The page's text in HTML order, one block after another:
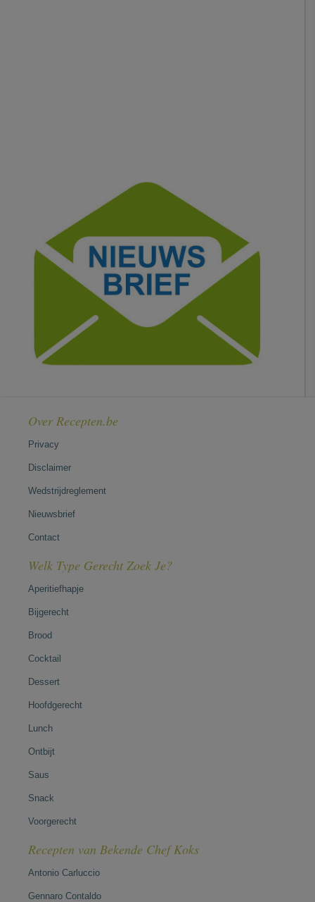
Over Recepten.be
Privacy
Disclaimer
Wedstrijdreglement
Nieuwsbrief
Contact
Welk Type Gerecht Zoek Je?
Aperitiefhapje
Bijgerecht
Brood
Cocktail
Dessert
Hoofdgerecht
Lunch
Ontbijt
Saus
Snack
Voorgerecht
Recepten van Bekende Chef Koks
Antonio Carluccio
Gennaro Contaldo